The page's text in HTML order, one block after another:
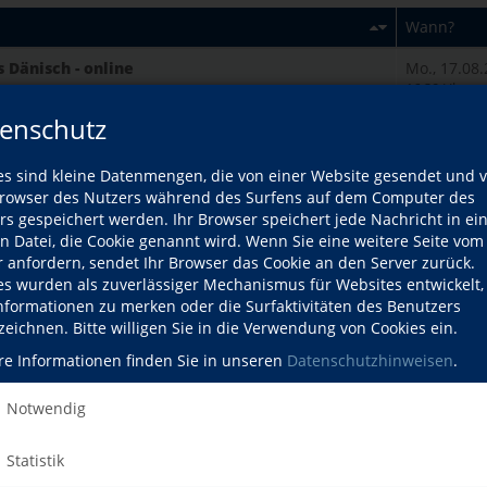
sind kleine Datenmengen, die von einer Website gesendet und
des Nutzers während des Surfens auf dem Computer des
gespeichert werden. Ihr Browser speichert jede Nachricht in
Datei, die Cookie genannt wird. Wenn Sie eine weitere Seite vom
anfordern, sendet Ihr Browser das Cookie an den Server zurück.
wurden als zuverlässiger Mechanismus für Websites
zu merken oder die Surfaktivitäten des Benutzers
Bitte willigen Sie in die Verwendung von Cookies ein.
Informationen finden Sie in unseren Datenschutzhinweisen.
Notwendig
Statistik
Wann?
- online
Mo.,
16:30 Uhr
Fr,
Uhr
17:00 Uhr
Di.,
13:00 Uhr
B2 Mo.,
08:45 Uhr
Mo.,
Europas Mi.,
Sprachen in Görlitz